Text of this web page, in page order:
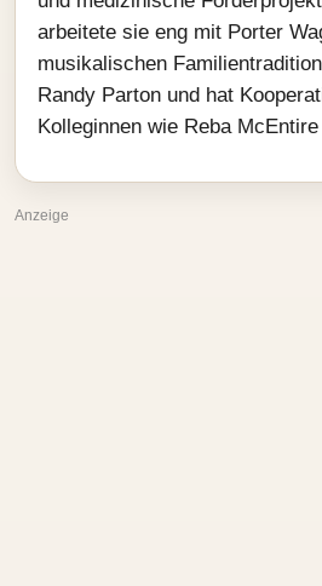
arbeitete sie eng mit Porter
musikalischen
Randy Parton und hat
Kolleginnen wie Reba
Anzeige